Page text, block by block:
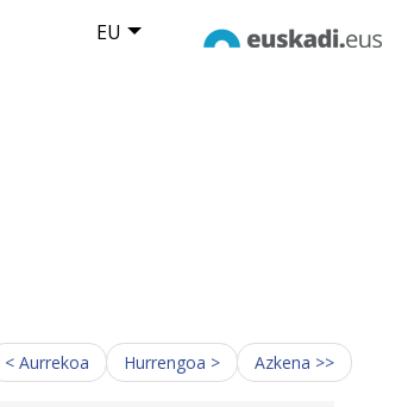
EU
< Aurrekoa Hurrengoa > Azkena >>